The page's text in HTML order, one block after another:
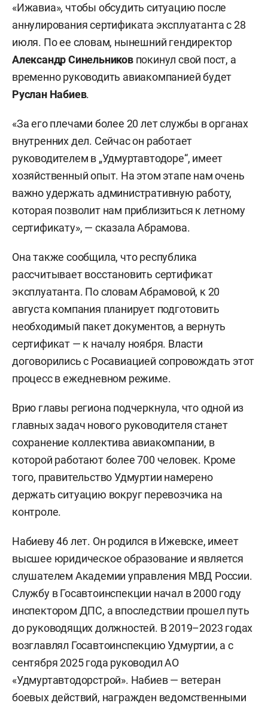
«Ижавиа», чтобы обсудить ситуацию после
аннулирования сертификата эксплуатанта с 28
июля. По ее словам, нынешний гендиректор
Александр Синельниковпокинул свой пост, а
временно руководить авиакомпанией будет
Руслан Набиев.
«За его плечами более 20 лет службы в органах
внутренних дел. Сейчас он работает
руководителем в „Удмуртавтодоре“, имеет
хозяйственный опыт. На этом этапе нам очень
важно удержать административную работу,
которая позволит нам приблизиться к летному
сертификату», — сказала Абрамова.
Она также сообщила, что республика
рассчитывает восстановить сертификат
эксплуатанта. По словам Абрамовой, к 20
августа компания планирует подготовить
необходимый пакет документов, а вернуть
сертификат — к началу ноября. Власти
договорились с Росавиацией сопровождать этот
процесс в ежедневном режиме.
Врио главы региона подчеркнула, что одной из
главных задач нового руководителя станет
сохранение коллектива авиакомпании, в
которой работают более 700 человек. Кроме
того, правительство Удмуртии намерено
держать ситуацию вокруг перевозчика на
контроле.
Набиеву 46 лет. Он родился в Ижевске, имеет
высшее юридическое образование и является
слушателем Академии управления МВД России.
Службу в Госавтоинспекции начал в 2000 году
инспектором ДПС, а впоследствии прошел путь
до руководящих должностей. В 2019–2023 годах
возглавлял Госавтоинспекцию Удмуртии, а с
сентября 2025 года руководил АО
«Удмуртавтодорстрой». Набиев — ветеран
боевых действий, награжден ведомственными